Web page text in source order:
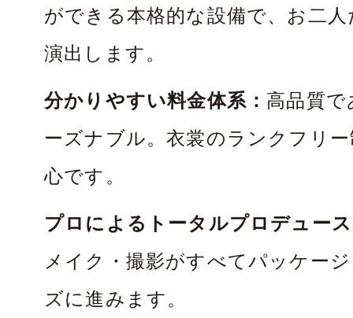
ができる本格的な設備で、お二
演出します。
分かりやすい料金体系： 高品質
ーズナブル。衣裳のランクフリ
心です。
プロによるトータルプロデュー
メイク・撮影がすべてパッケー
ズに進みます。